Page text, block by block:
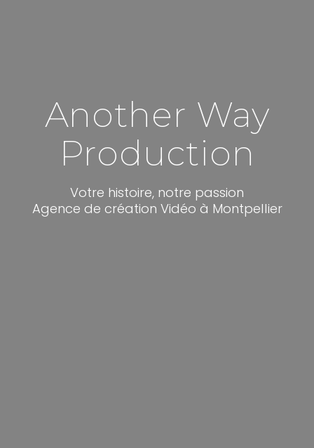
Another Way
Production
Votre histoire, notre passion
Agence de création Vidéo à Montpellier